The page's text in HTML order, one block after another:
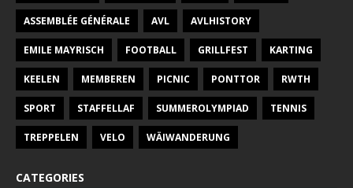
ASSEMBLÉE GÉNÉRALE AVL AVLHISTORY
EMILE MAYRISCH FOOTBALL GRILLFEST KARTING
KEELEN MEMBEREN PICNIC PONTTOR RWTH
SPORT STAFFELLAF SUMMEROLYMPIAD TENNIS
TREPPELEN VELO WÄIWANDERUNG
CATEGORIES